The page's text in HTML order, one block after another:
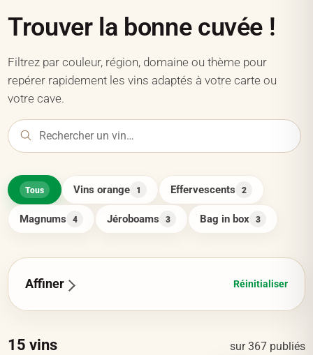
Trouver la bonne cuvée !
Filtrez par couleur, région, domaine ou thème pour
repérer rapidement les vins adaptés à votre carte ou
votre cave.
Tous Vins orange 1 Effervescents 2
Magnums 4 Jéroboams 3 Bag in box 3
Affiner Réinitialiser
15 vins sur367 publiés